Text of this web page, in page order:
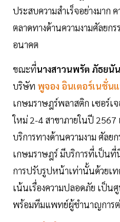
ประสบความสำเร็จอย่างมาก
ตลาดทางด้านความงามศัลยก
อนาคต
ขณะที่นางสาวนพรัต ภัธยนั
บริษัท พูจอง อินเตอร์เนชั่น
เกษมราษฎร์พลาสติก เซอร์เ
ใหม่ 2-4 สาขาภายในปี
บริการทางด้านความงาม ศัลย
เกษมราษฎร์ มีบริการที่เป็นที่
การปรับรูปหน้าเท่านั้นด้วยเ
เน้นเรื่องความปลอดภัย เป็น
พร้อมทีมแพทย์ผู้ชำนาญการต่